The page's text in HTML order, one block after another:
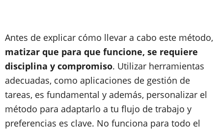
Antes de explicar cómo llevar a cabo este método,
matizar que para que funcione, se requiere
disciplina y compromiso. Utilizar herramientas
adecuadas, como aplicaciones de gestión de
tareas, es fundamental y además, personalizar el
método para adaptarlo a tu flujo de trabajo y
preferencias es clave. No funciona para todo el